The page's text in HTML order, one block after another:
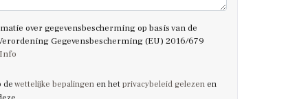
over gegevensbescherming op basis van de
Gegevensbescherming (EU) 2016/679
de wettelijke bepalingen en het privacybeleid gelezen en